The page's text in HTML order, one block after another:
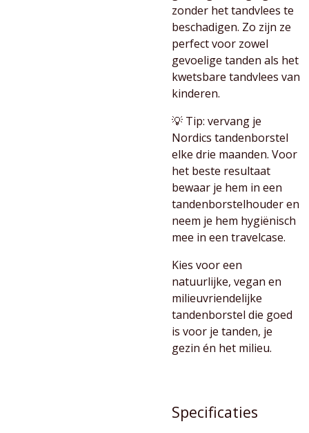
zonder het tandvlees te
beschadigen. Zo zijn ze
perfect voor zowel
gevoelige tanden als het
kwetsbare tandvlees van
kinderen.
💡 Tip: vervang je
Nordics tandenborstel
elke drie maanden. Voor
het beste resultaat
bewaar je hem in een
tandenborstelhouder en
neem je hem hygiënisch
mee in een travelcase.
Kies voor een
natuurlijke, vegan en
milieuvriendelijke
tandenborstel die goed
is voor je tanden, je
gezin én het milieu.
Specificaties